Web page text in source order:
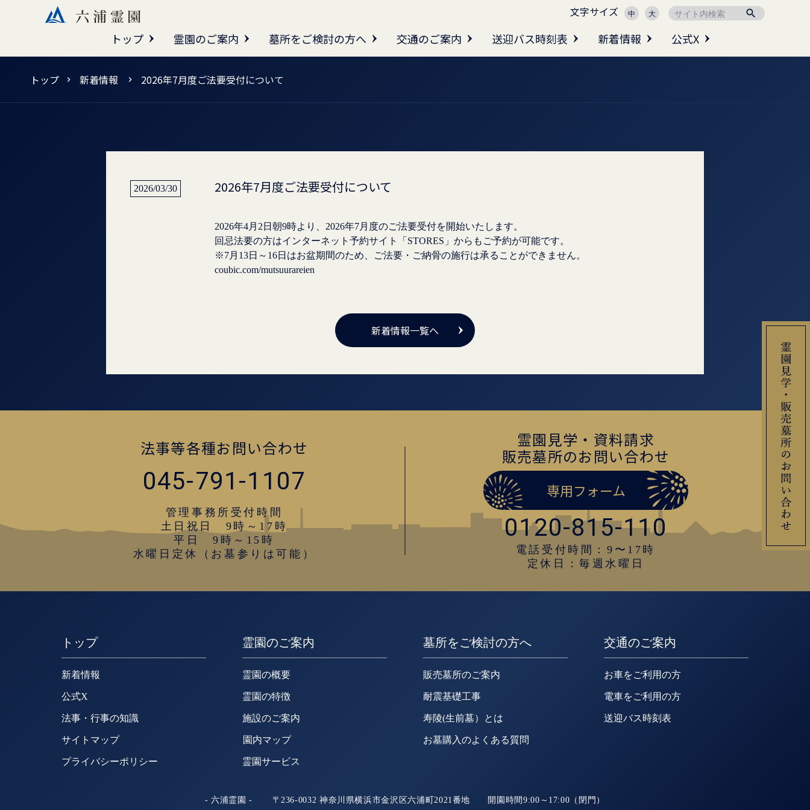

文字サイズ 中 大
トップ 霊園のご案内 墓所をご検討の方へ 交通のご案内 送迎バス時刻表 新着情報 公式X
トップ 新着情報 2026年7月度ご法要受付について
2026/03/30 2026年7月度ご法要受付について
2026年4月2日朝9時より、2026年7月度のご法要受付を開始いたします。
回忌法要の方はインターネット予約サイト「STORES」からもご予約が可能です。
coubic.com/mutsuurareien
新着情報一覧へ
法事等各種お問い合わせ
045-791-1107
管理事務所受付時間
土日祝日 9時～17時
平日 9時～15時
水曜日定休（お墓参りは可能）
霊園見学・資料請求
販売墓所のお問い合わせ
専用フォーム
0120-815-110
電話受付時間：9〜17時
定休日：毎週水曜日
トップ
新着情報
公式X
法事・行事の知識
サイトマップ
プライバシーポリシー
霊園のご案内
霊園の概要
霊園の特徴
施設のご案内
園内マップ
霊園サービス
墓所をご検討の方へ
販売墓所のご案内
耐震基礎工事
寿陵(生前墓）とは
お墓購入のよくある質問
交通のご案内
お車をご利用の方
電車をご利用の方
送迎バス時刻表
- 六浦霊園 - 〒236-0032 神奈川県横浜市金沢区六浦町2021番地 開園時間9:00～17:00（閉門）